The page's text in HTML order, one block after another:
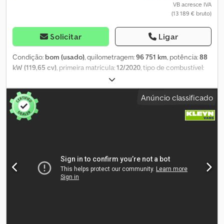
VB acresce IVA
(13 189 € bruto)
Solicitar Ligar
Condição: bom (usado), quilometragem:96 751 km, potência:88
kW (119,65 cv) , primeira matrícula:12/2020 , tipo de combustível:
215/55R16
distância entre eixos:3 060 mm, combustível:diesel, cor:branco,
cabina do condutor:
, tipo de engrenagem:
mecânico
Euro 6,
número de lugares:
, largura total:
ABS, Bluetooth, aquecedor de assento, aquecedor
estacionário, ar condicionado, controlo de tração, controlo de
velocidade de cruzeiro, espelho retrovisor elétrico, fecho
Anúncio classificado